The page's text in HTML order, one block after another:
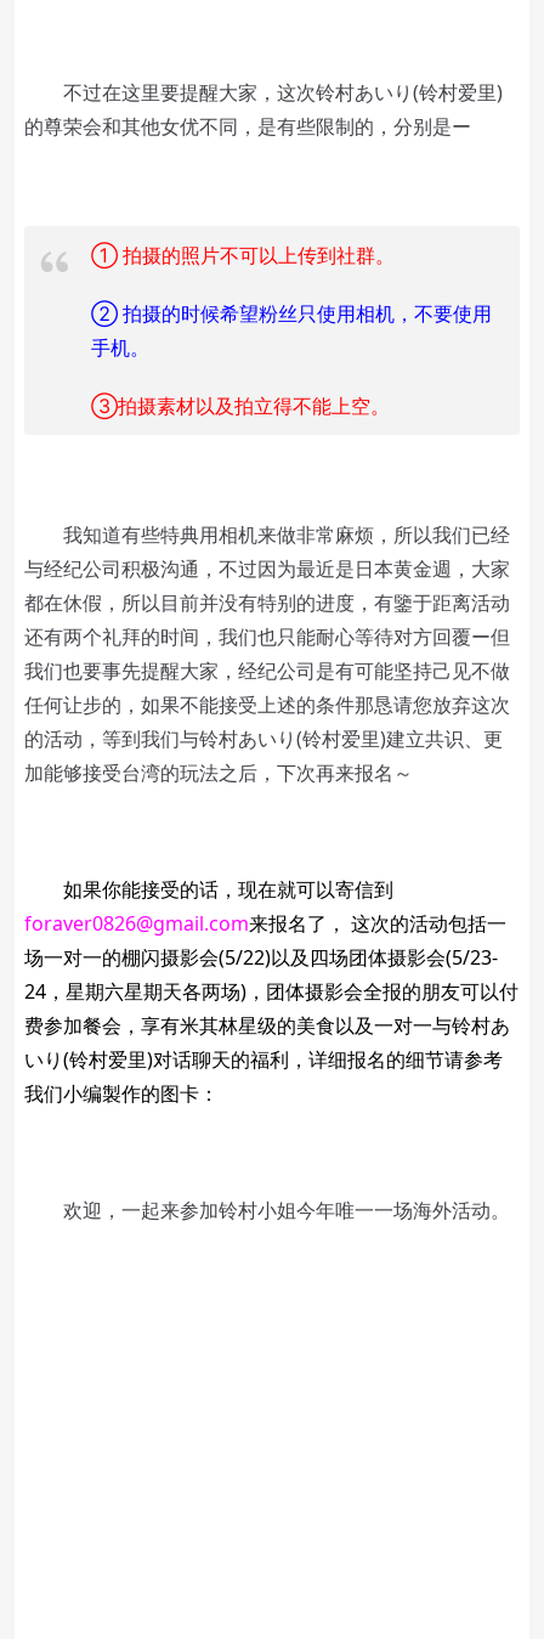
不过在这里要提醒大家，这次铃村あいり(铃村爱里)
的尊荣会和其他女优不同，是有些限制的，分别是ー
① 拍摄的照片不可以上传到社群。
② 拍摄的时候希望粉丝只使用相机，不要使用
手机。
③拍摄素材以及拍立得不能上空。
我知道有些特典用相机来做非常麻烦，所以我们已经
与经纪公司积极沟通，不过因为最近是日本黄金週，大家
都在休假，所以目前并没有特别的进度，有鑒于距离活动
还有两个礼拜的时间，我们也只能耐心等待对方回覆ー但
我们也要事先提醒大家，经纪公司是有可能坚持己见不做
任何让步的，如果不能接受上述的条件那恳请您放弃这次
的活动，等到我们与铃村あいり(铃村爱里)建立共识、更
加能够接受台湾的玩法之后，下次再来报名～
如果你能接受的话，现在就可以寄信到
foraver0826@gmail.com来报名了， 这次的活动包括一
场一对一的棚闪摄影会(5/22)以及四场团体摄影会(5/23-
24，星期六星期天各两场)，团体摄影会全报的朋友可以付
费参加餐会，享有米其林星级的美食以及一对一与铃村あ
いり(铃村爱里)对话聊天的福利，详细报名的细节请参考
我们小编製作的图卡：
欢迎，一起来参加铃村小姐今年唯一一场海外活动。